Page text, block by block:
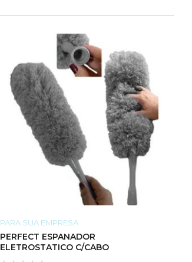
PARA SUA EMPRESA
PERFECT ESPANADOR
ELETROSTATICO C/CABO